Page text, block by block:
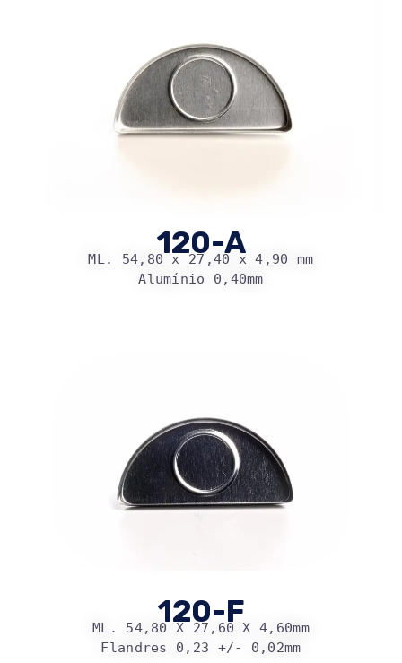
120-A
ML. 54,80 x 27,40 x 4,90 mm
Alumínio 0,40mm
120-F
ML. 54,80 X 27,60 X 4,60mm
Flandres 0,23 +/- 0,02mm